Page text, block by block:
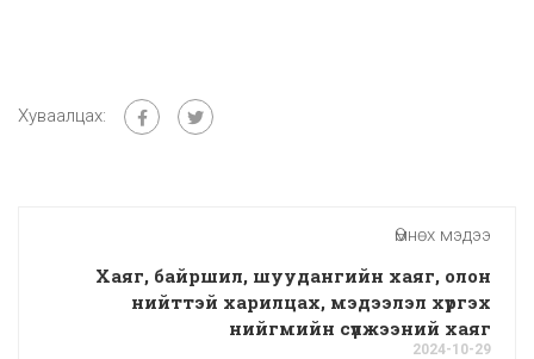
Хуваалцах:
Өмнөх мэдээ
Хаяг, байршил, шуудангийн хаяг, олон
нийттэй харилцах, мэдээлэл хүргэх
нийгмийн сүлжээний хаяг
2024-10-29